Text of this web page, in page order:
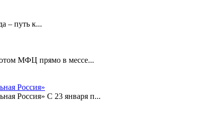
– путь к...
МФЦ прямо в мессе...
Россия»
Россия» С 23 января п...